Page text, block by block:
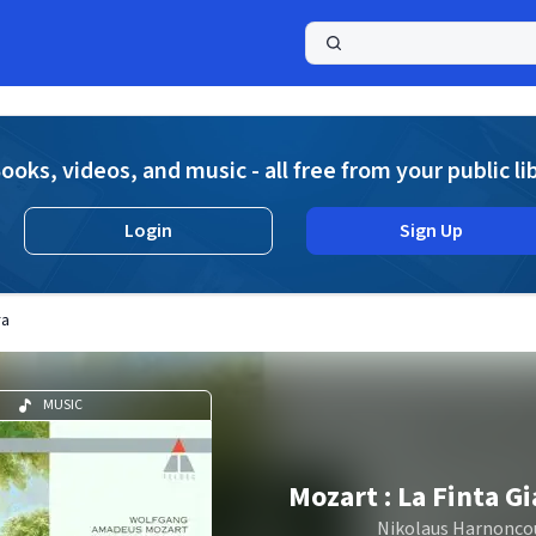
videos, and music - all free from your public
Login Sign Up
MUSIC
Mozart : La Finta
Nikolaus